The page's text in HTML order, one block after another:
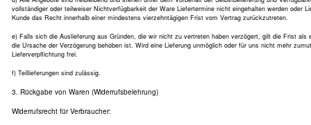
vollständiger oder teilweiser Nichtverfügbarkeit der Ware Liefertermine nicht eingehalten werden oder
Kunde das Recht innerhalb einer mindestens vierzehntägigen Frist vom Vertrag zurückzutreten.
e) Falls sich die Auslieferung aus Gründen, die wir nicht zu vertreten haben verzögert, gilt die Frist als
die Ursache der Verzögerung behoben ist. Wird eine Lieferung unmöglich oder für uns nicht mehr
Lieferverpflichtung frei.
f) Teillieferungen sind zulässig.
3. Rückgabe von Waren (Widerrufsbelehrung)
Widerrufsrecht für Verbraucher: